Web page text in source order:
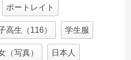
ポートレイト
高生（116） 学生服
（写真） 日本人